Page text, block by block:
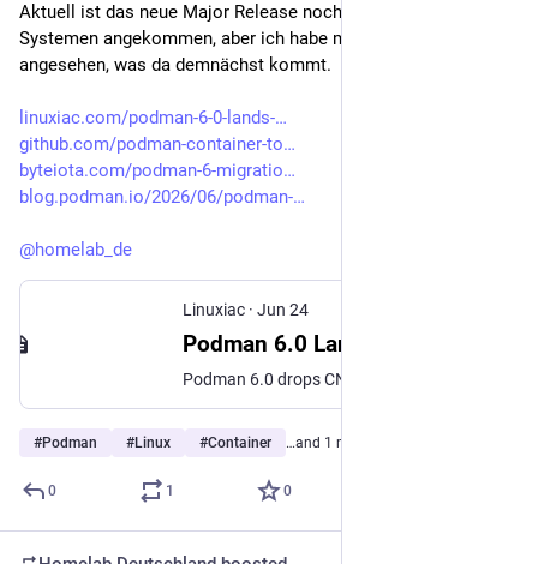
Aktuell ist das neue Major Release noch nicht bei meinen
Systemen angekommen, aber ich habe mir schon mal
angesehen, was da demnächst kommt.
linuxiac.com/podman-6-0-lands-
github.com/podman-container-to
byteiota.com/podman-6-migratio
blog.podman.io/2026/06/podman-
@homelab_de
Linuxiac · Jun 24
#Podman #Linux #Container …and 1 more
0 1 0